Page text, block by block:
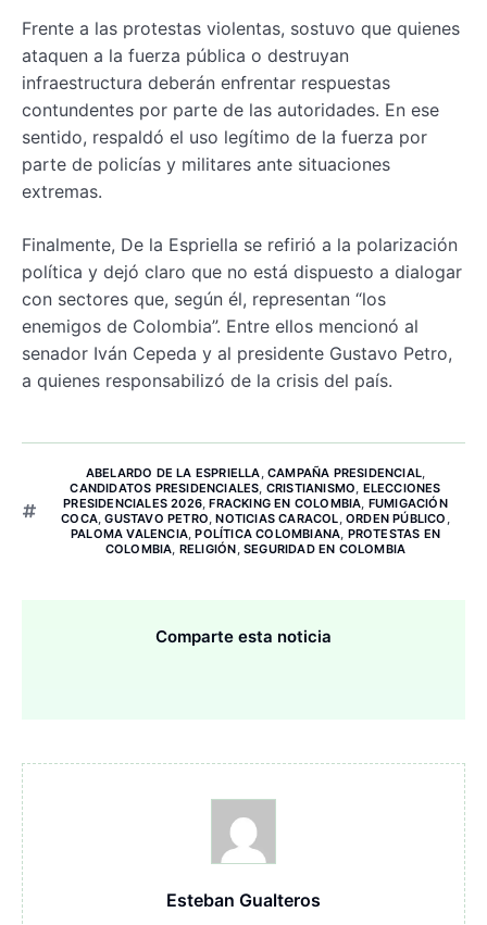
Frente a las protestas violentas, sostuvo que quienes
ataquen a la fuerza pública o destruyan
infraestructura deberán enfrentar respuestas
contundentes por parte de las autoridades. En ese
sentido, respaldó el uso legítimo de la fuerza por
parte de policías y militares ante situaciones
extremas.
Finalmente, De la Espriella se refirió a la polarización
política y dejó claro que no está dispuesto a dialogar
con sectores que, según él, representan “los
enemigos de Colombia”. Entre ellos mencionó al
senador Iván Cepeda y al presidente Gustavo Petro,
a quienes responsabilizó de la crisis del país.
ABELARDO DE LA ESPRIELLA, CAMPAÑA PRESIDENCIAL,
CANDIDATOS PRESIDENCIALES, CRISTIANISMO, ELECCIONES
PRESIDENCIALES 2026,FRACKING EN COLOMBIA, FUMIGACIÓN
COCA,GUSTAVO PETRO,NOTICIAS CARACOL,ORDEN PÚBLICO ,
PALOMA VALENCIA,POLÍTICA COLOMBIANA, PROTESTAS EN
COLOMBIA, RELIGIÓN, SEGURIDAD EN COLOMBIA
Comparte esta noticia
Esteban Gualteros